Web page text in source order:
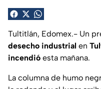
Tultitlán, Edomex.- Un
desecho industrial en
incendió esta mañana.
La columna de humo